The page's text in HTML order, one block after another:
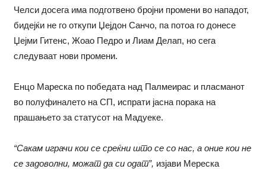
Челси досега има подготвено бројни промени во нападот,
бидејќи не го откупи Џејдон Санчо, па потоа го донесе
Џејми Гитенс, Жоао Педро и Лиам Делап, но сега
следуваат нови промени.
Енцо Мареска по победата над Палмеирас и пласманот
во полуфиналето на СП, испрати јасна порака на
прашањето за статусот на Мадуеке.
“Сакам играчи кои се среќни што се со нас, а оние кои не
се задоволни, можат да си одат”, изјави Мереска